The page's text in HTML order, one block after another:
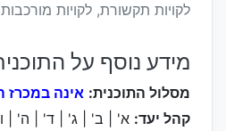
לקויות תקשורת, לקויות מורכבות
מידע נוסף על
מסלול התוכנית: אינה במכרז
קהל יעד: א' | ב' | ג' | ד' | ה' |